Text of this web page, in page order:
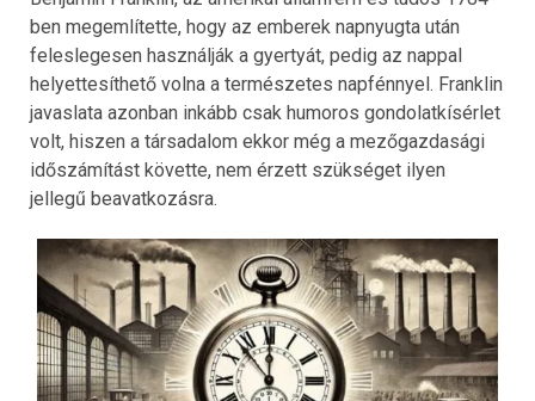
ben megemlítette, hogy az emberek napnyugta után
feleslegesen használják a gyertyát, pedig az nappal
helyettesíthető volna a természetes napfénnyel. Franklin
javaslata azonban inkább csak humoros gondolatkísérlet
volt, hiszen a társadalom ekkor még a mezőgazdasági
időszámítást követte, nem érzett szükséget ilyen
jellegű beavatkozásra.